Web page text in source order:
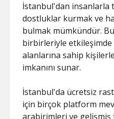
İstanbul'dan insanlarla
dostluklar kurmak ve
bulmak mümkündür.
birbirleriyle
alanlarına sahip
imkanını sunar.
İstanbul'da ücretsiz
için birçok platform
arabirimleri ve